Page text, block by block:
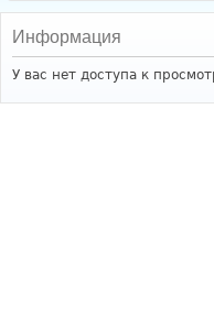
Информация
У вас нет доступа к